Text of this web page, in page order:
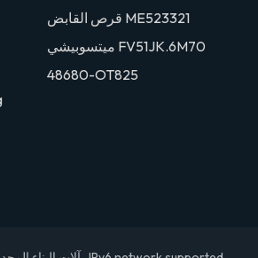
قرص القابض ME523321
ميتسوبيشي FV51JK.6M70
48680-OT825